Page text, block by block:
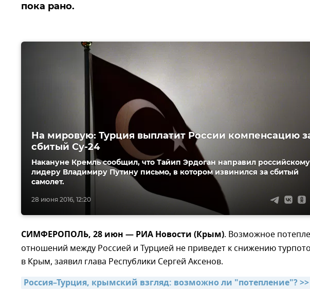
пока рано.
28 июня 2016, 12:20
На мировую: Турция выплатит России компенсацию
сбитый Су-24
Накануне Кремль сообщил, что Тайип Эрдоган направил российскому
лидеру Владимиру Путину письмо, в котором извинился за сбитый
самолет.
СИМФЕРОПОЛЬ, 28 июн — РИА Новости (Крым). Возможное
отношений между Россией и Турцией не приведет к снижению
в Крым, заявил глава Республики Сергей Аксенов.
Россия–Турция, крымский взгляд: возможно ли "потепление"? >>